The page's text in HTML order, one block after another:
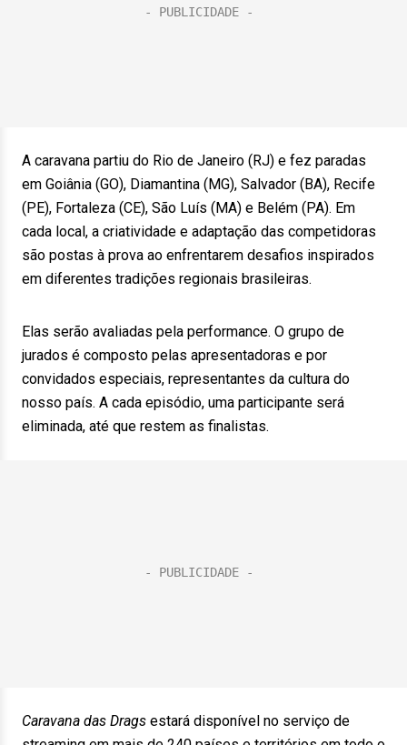
A caravana partiu do Rio de Janeiro (RJ) e fez paradas
em Goiânia (GO), Diamantina (MG), Salvador (BA), Recife
(PE), Fortaleza (CE), São Luís (MA) e Belém (PA). Em
cada local, a criatividade e adaptação das competidoras
são postas à prova ao enfrentarem desafios inspirados
em diferentes tradições regionais brasileiras.
Elas serão avaliadas pela performance. O grupo de
jurados é composto pelas apresentadoras e por
convidados especiais, representantes da cultura do
nosso país. A cada episódio, uma participante será
eliminada, até que restem as finalistas.
Caravana das Drags estará disponível no serviço de